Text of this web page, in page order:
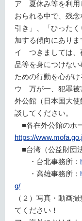
ア 夏休み等を利用
おられる中で、残
引き」、「ひった
加する傾向にありま
イ つきましては、
品等を身につけな
ための行動を心がけ
ウ 万が一、犯罪被
外公館（日本国大
談してください。
■各在外公館のホ
https://
■台湾（公益財団
・台北事務所：
・高雄事務所：
g/
（２）写真・動画
てください！